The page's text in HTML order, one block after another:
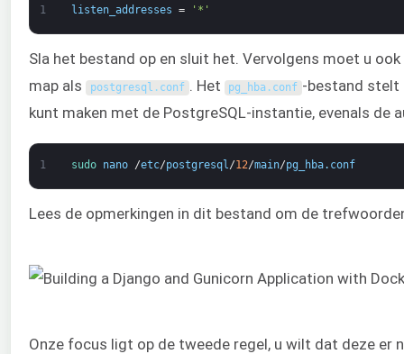
1 listen_addresses = '*'
Sla het bestand op en sluit het. Vervolgens moet u
map als
postgresql . conf . Het pg_hba . conf -bestand stelt
kunt maken met de PostgreSQL-instantie, evenals
1 sudo nano /etc/postgresql /12/main/pg_hba. conf
Lees de opmerkingen in dit bestand om de
Onze focus ligt op de tweede regel, u wilt dat deze er